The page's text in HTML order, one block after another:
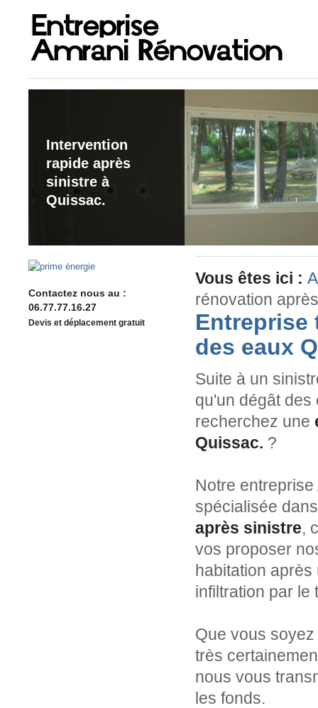
Intervention
rapide après
sinistre à
Quissac.
Vous êtes ici :
rénovation
Entreprise
des eaux
Suite à un
qu'un dégât
recherchez une
Quissac. ?
Notre
spécialisée
après sinistre,
vos proposer
habitation après
infiltration par le
Que vous
très
nous vous
les fonds.
Contactez nous au :
06.77.77.16.27
Devis et déplacement gratuit